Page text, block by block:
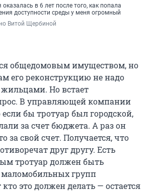
в 6 лет после того, как попала
доступности среды у меня огромный
Витой Щербиной
общедомовым имуществом, но
его реконструкцию не надо
жильцами. Но встает
В управляющей компании
бы тротуар был городской,
за счет бюджета. А раз он
за свой счет. Получается, что
друг другу. Есть
тротуар должен быть
групп
это должен делать — остается